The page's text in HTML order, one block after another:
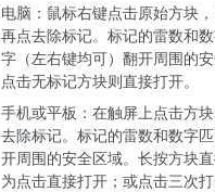
电脑：鼠标右键点击原始方块
再点去除标记。标记的雷数和
字（左右键均可）翻开周围的
点击无标记方块则直接打开。
手机或平板：在触屏上点击方
去除标记。标记的雷数和数字
开周围的安全区域。长按方块
为点击直接打开；或点击三次打